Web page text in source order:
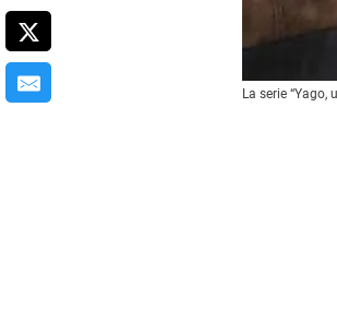
La serie